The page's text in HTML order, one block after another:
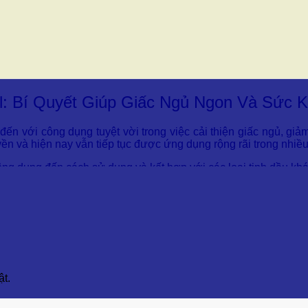
Bí Quyết Giúp Giấc Ngủ Ngon Và Sức
với công dụng tuyệt vời trong việc cải thiện giấc ngủ,
và hiện nay vẫn tiếp tục được ứng dụng rộng rãi trong
dụng đến cách sử dụng và kết hợp với các loại tinh dầu
gốc từ châu Âu và châu Á.